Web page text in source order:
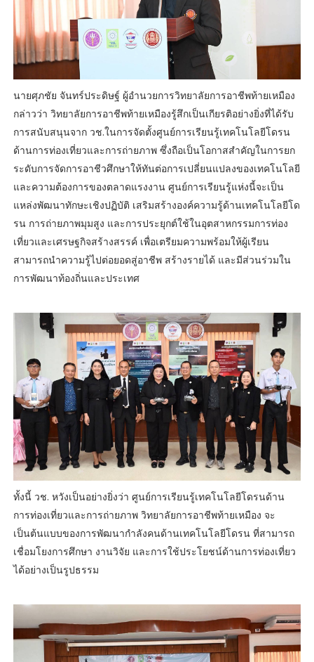
นายศุภชัย จันทร์ประดิษฐ์ ผู้อำนวยการวิทยาลัยการอาชีพท้ายเหมือง
กล่าวว่า วิทยาลัยการอาชีพท้ายเหมืองรู้สึกเป็นเกียรติอย่างยิ่งที่ได้รับ
การสนับสนุนจาก วช.ในการจัดตั้งศูนย์การเรียนรู้เทคโนโลยีโดรน
ด้านการท่องเที่ยวและการถ่ายภาพ ซึ่งถือเป็นโอกาสสำคัญในการยก
ระดับการจัดการอาชีวศึกษาให้ทันต่อการเปลี่ยนแปลงของเทคโนโลยี
และความต้องการของตลาดแรงงาน ศูนย์การเรียนรู้แห่งนี้จะเป็น
แหล่งพัฒนาทักษะเชิงปฏิบัติ เสริมสร้างองค์ความรู้ด้านเทคโนโลยีโด
รน การถ่ายภาพมุมสูง และการประยุกต์ใช้ในอุตสาหกรรมการท่อง
เที่ยวและเศรษฐกิจสร้างสรรค์ เพื่อเตรียมความพร้อมให้ผู้เรียน
สามารถนำความรู้ไปต่อยอดสู่อาชีพ สร้างรายได้ และมีส่วนร่วมใน
การพัฒนาท้องถิ่นและประเทศ
ทั้งนี้ วช. หวังเป็นอย่างยิ่งว่า ศูนย์การเรียนรู้เทคโนโลยีโดรนด้าน
การท่องเที่ยวและการถ่ายภาพ วิทยาลัยการอาชีพท้ายเหมือง จะ
เป็นต้นแบบของการพัฒนากำลังคนด้านเทคโนโลยีโดรน ที่สามารถ
เชื่อมโยงการศึกษา งานวิจัย และการใช้ประโยชน์ด้านการท่องเที่ยว
ได้อย่างเป็นรูปธรรม